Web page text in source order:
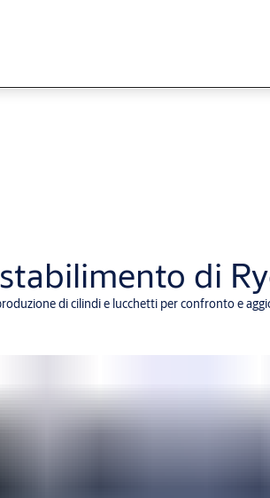
di
di cilindi e lucchetti per confronto e